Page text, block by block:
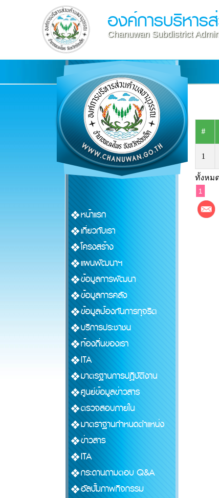
องค์การบริหาร
Chanuwan Subdistrict
หน้าแรก
เกี่ยวกับเรา
โครงสร้าง
แผนพัฒนาฯ
ข้อมูลการพัฒนา
ข้อมูลการคลัง
ข้อมูลป้องกันการทุจริต
บริการประชาชน
ท้องถิ่นของเรา
ITA
มาตรฐานการปฏิบัติงาน
ศูนย์ข้อมูลข่าวสาร
ตรวจสอบภายใน
มาตราฐานกำหนดตำแหน่ง
ข่าวสาร
ITA
กระดานถามตอบ Q&A
อัลบั้มภาพกิจกรรม
#
1
ทั้งหม
1